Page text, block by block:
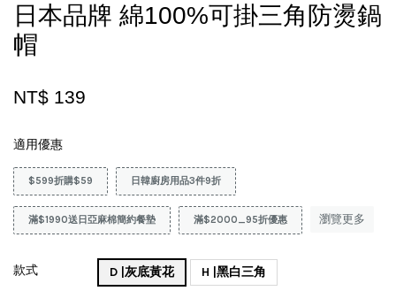
日本品牌 綿100%可掛三角防燙鍋
帽
NT$ 139
適用優惠
$599折購$59 日韓廚房用品3件9折
滿$1990送日亞麻棉簡約餐墊 滿$2000_95折優惠 瀏覽更多
款式 D |灰底黃花 H |黑白三角